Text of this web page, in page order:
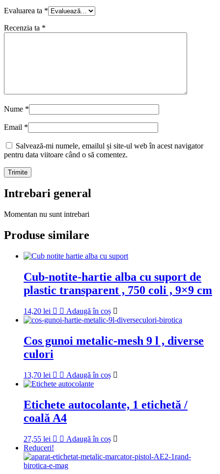
Evaluarea ta *
Recenzia ta *
Nume *
Email *
Salvează-mi numele, emailul și site-ul web în acest navigator
pentru data viitoare când o să comentez.
Intrebari general
Momentan nu sunt intrebari
Produse similare
Cub-notite-hartie alba cu suport de
plastic transparent , 750 coli , 9×9 cm
14,20 lei Adaugă în coș
Cos gunoi metalic-mesh 9 l , diverse
culori
13,70 lei Adaugă în coș
Etichete autocolante, 1 etichetă /
coală A4
27,55 lei
Adaugă în coș
Reduceri!